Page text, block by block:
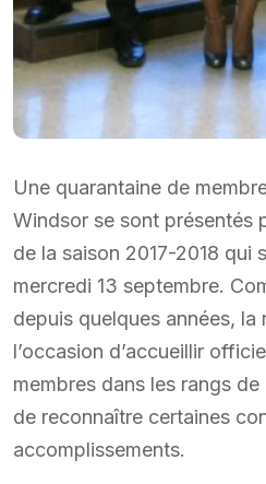
Une quarantaine de
Windsor se sont présentés
de la saison 2017-2018 qui
mercredi 13 septembre.
depuis quelques années, la
l’occasion d’accueillir
membres dans les rangs de
de reconnaître certaines
accomplissements.